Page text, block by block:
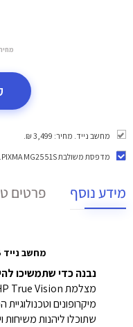
מחשב נייד. מחיר: 3,499 ₪.
מדפסת משולבת PIXMA MG2551S
.
מידע נוסף פרטים
מחשב נייד 15-fd1038nj מבית HP
נבנה כדי שתמשיכו
מיקרופונים
שתוכלו ליהנות משיחות